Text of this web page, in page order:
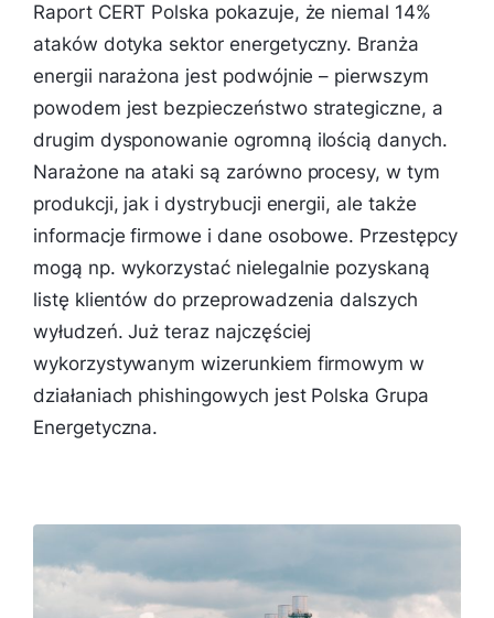
Raport CERT Polska pokazuje, że niemal 14%
ataków dotyka sektor energetyczny. Branża
energii narażona jest podwójnie – pierwszym
powodem jest bezpieczeństwo strategiczne, a
drugim dysponowanie ogromną ilością danych.
Narażone na ataki są zarówno procesy, w tym
produkcji, jak i dystrybucji energii, ale także
informacje firmowe i dane osobowe. Przestępcy
mogą np. wykorzystać nielegalnie pozyskaną
listę klientów do przeprowadzenia dalszych
wyłudzeń. Już teraz najczęściej
wykorzystywanym wizerunkiem firmowym w
działaniach phishingowych jest Polska Grupa
Energetyczna.